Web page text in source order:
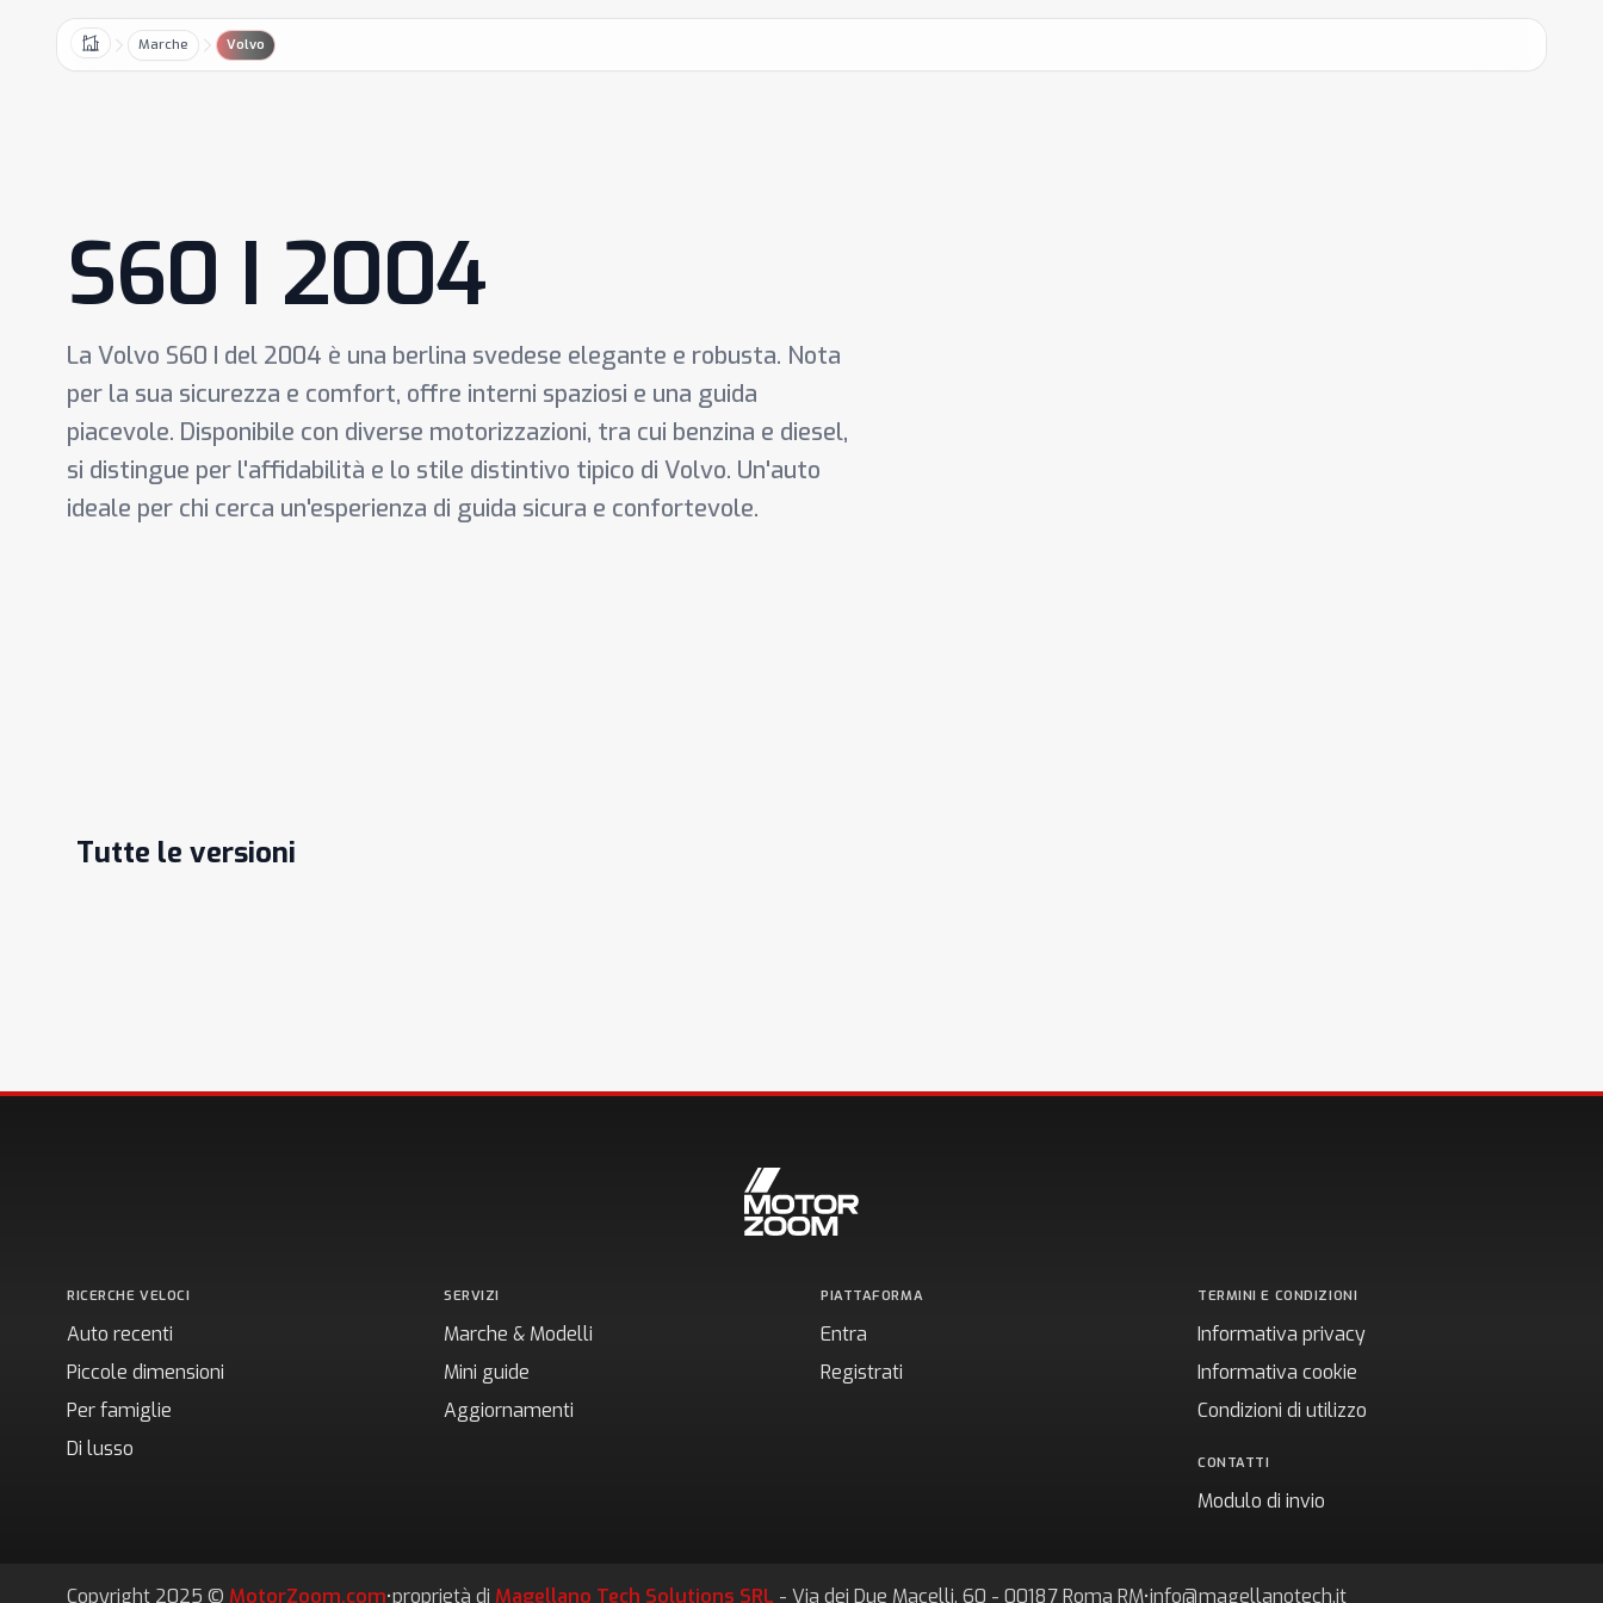
Home Marche Volvo
S60 I 2004
La Volvo S60 I del 2004 è una berlina svedese elegante e robusta. Nota
per la sua sicurezza e comfort, offre interni spaziosi e una guida
piacevole. Disponibile con diverse motorizzazioni, tra cui benzina e diesel,
si distingue per l'affidabilità e lo stile distintivo tipico di Volvo. Un'auto
ideale per chi cerca un'esperienza di guida sicura e confortevole.
Tutte le versioni
RICERCHE VELOCI
Auto recenti
Piccole dimensioni
Per famiglie
Di lusso
SERVIZI
Marche & Modelli
Mini guide
Aggiornamenti
PIATTAFORMA
Entra
Registrati
TERMINI E CONDIZIONI
Informativa privacy
Informativa cookie
Condizioni di utilizzo
CONTATTI
Modulo di invio
Copyright 2025 © MotorZoom.com•proprietà di Magellano Tech Solutions SRL - Via dei Due Macelli, 60 - 00187 Roma RM•info@magellanotech.it